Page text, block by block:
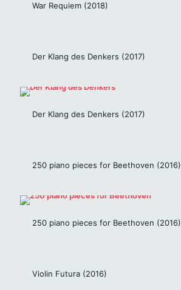
War Requiem (2018)
Der Klang des Denkers (2017)
Der Klang des Denkers (2017)
250 piano pieces for Beethoven (2016)
250 piano pieces for Beethoven (2016)
Violin Futura (2016)